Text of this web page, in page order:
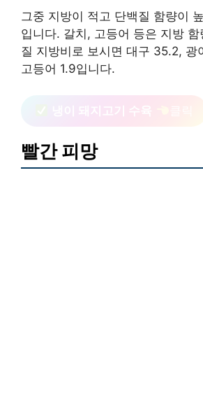
그중 지방이 적고 단백질 함량이
입니다. 갈치, 고등어 등은 지방 함
질 지방비로 보시면 대구 35.2, 광
고등어 1.9입니다.
냉이 돼지고기 수육
빨간 피망